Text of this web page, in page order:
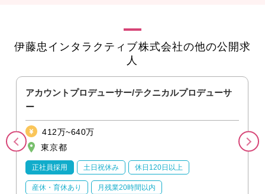
伊藤忠インタラクティブ株式会社の他の公開求
人
アカウントプロデューサー/テクニカルプロデューサ
ー
412万~640万
東京都
正社員採用 土日祝休み 休日120日以上
産休・育休あり 月残業20時間以内